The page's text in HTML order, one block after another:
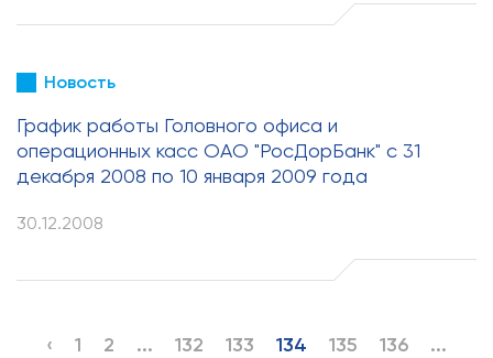
Новость
График работы Головного офиса и
операционных касс ОАО "РосДорБанк" с 31
декабря 2008 по 10 января 2009 года
30.12.2008
‹ 1 2 ... 132 133 134 135 136
...